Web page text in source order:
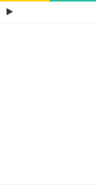
Google Play